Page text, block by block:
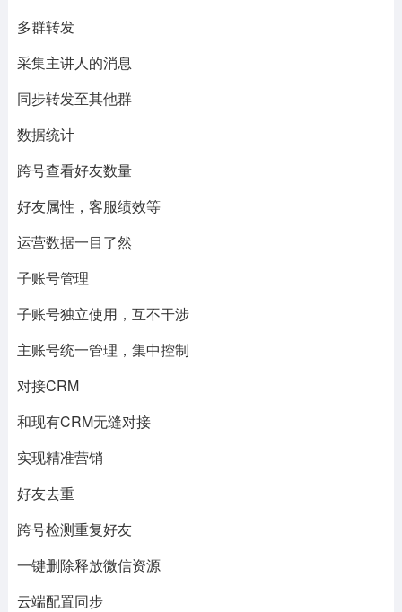
多群转发
采集主讲人的消息
同步转发至其他群
数据统计
跨号查看好友数量
好友属性，客服绩效等
运营数据一目了然
子账号管理
子账号独立使用，互不干涉
主账号统一管理，集中控制
对接CRM
和现有CRM无缝对接
实现精准营销
好友去重
跨号检测重复好友
一键删除释放微信资源
云端配置同步